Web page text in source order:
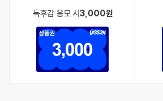
독후감 응모 시3,000원